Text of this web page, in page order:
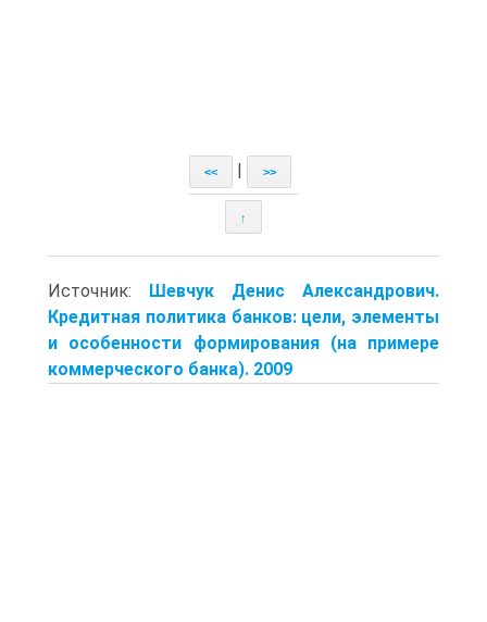
<< >>
↑
Источник: Шевчук Денис Александрович.
Кредитная политика банков: цели, элементы
и особенности формирования (на примере
коммерческого банка). 2009